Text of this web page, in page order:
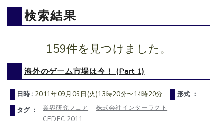
検索結果
159件を見つけました。
海外のゲーム市場は今！ (Part 1)
日時 : 2011年09月06日(火)13時20分〜14時20分
形式 ：
タグ ：
業界研究フェア
株式会社インターラクト
CEDEC 2011